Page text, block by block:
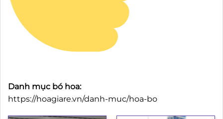
Danh mục bó hoa:
https://hoagiare.vn/danh-muc/hoa-bo